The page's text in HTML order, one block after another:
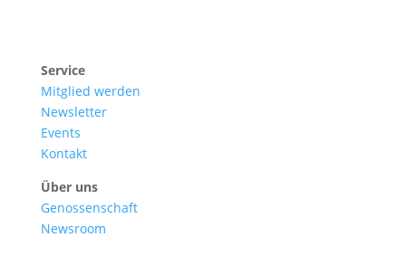
Service
Mitglied werden
Newsletter
Events
Kontakt
Über uns
Genossenschaft
Newsroom